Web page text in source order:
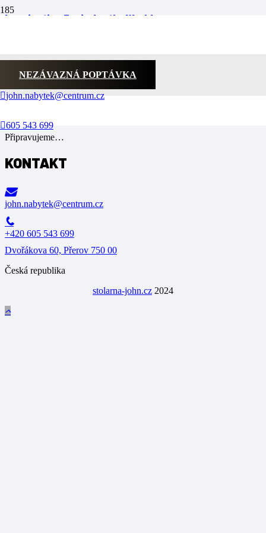
NEZÁVAZNÁ POPTÁVKA
john.nabytek@centrum.cz
605 543 699
Imagination Encircles the World
Post Without Sidebar
Připravujeme…
KONTAKT
john.nabytek@centrum.cz
+420 605 543 699
Dvořákova 60, Přerov 750 00
Česká republika
stolarna-john.cz 2024